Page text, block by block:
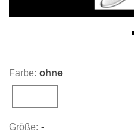
Farbe: ohne
Größe: -